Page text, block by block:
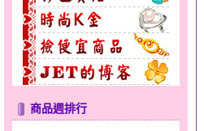
商品週排行
無限之愛～男黃金戒指